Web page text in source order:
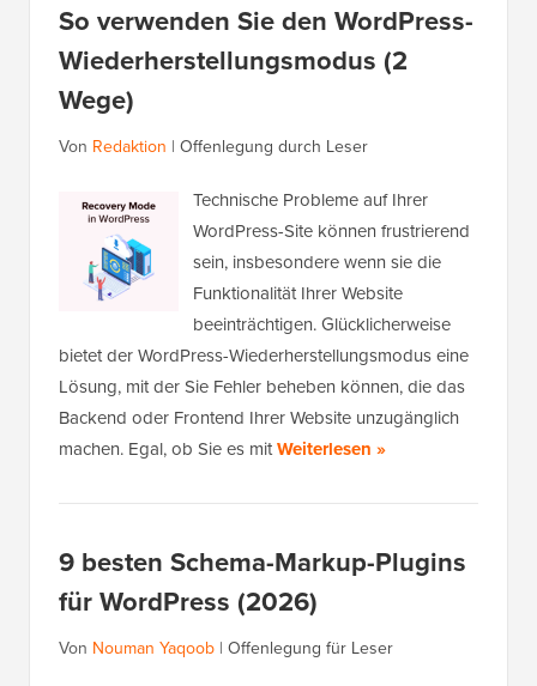
So verwenden Sie den WordPress-
Wiederherstellungsmodus (2
Wege)
Von Redaktion | Offenlegung durch Leser
Technische Probleme auf Ihrer
WordPress-Site können frustrierend
sein, insbesondere wenn sie die
Funktionalität Ihrer Website
beeinträchtigen. Glücklicherweise
bietet der WordPress-Wiederherstellungsmodus eine
Lösung, mit der Sie Fehler beheben können, die das
Backend oder Frontend Ihrer Website unzugänglich
machen. Egal, ob Sie es mitWeiterlesen »
9 besten Schema-Markup-Plugins
für WordPress (2026)
Von Nouman Yaqoob | Offenlegung für Leser